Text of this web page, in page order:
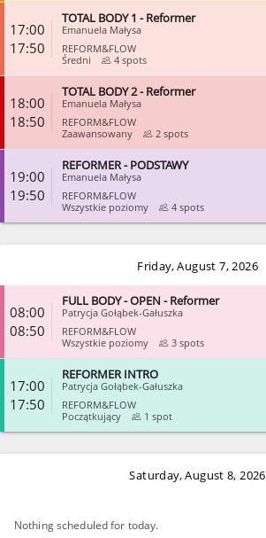
17:00
17:50
TOTAL BODY 1 - Reformer
Emanuela Małysa
REFORM&FLOW
Średni
4 spots
18:00
18:50
TOTAL BODY 2 - Reformer
Emanuela Małysa
REFORM&FLOW
Zaawansowany
2 spots
19:00
19:50
REFORMER - PODSTAWY
Emanuela Małysa
REFORM&FLOW
Wszystkie poziomy
4 spots
Friday, August 7, 2026
08:00
08:50
FULL BODY - OPEN - Reformer
Patrycja Gołąbek-Gałuszka
REFORM&FLOW
Wszystkie poziomy
3 spots
17:00
17:50
REFORMER INTRO
Patrycja Gołąbek-Gałuszka
REFORM&FLOW
Początkujący
1 spot
Saturday, August 8, 2026
Nothing scheduled for today.